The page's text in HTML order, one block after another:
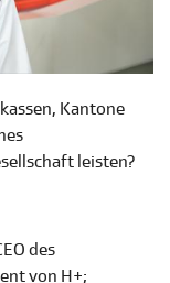
Kantone
leisten?
des
von H+;